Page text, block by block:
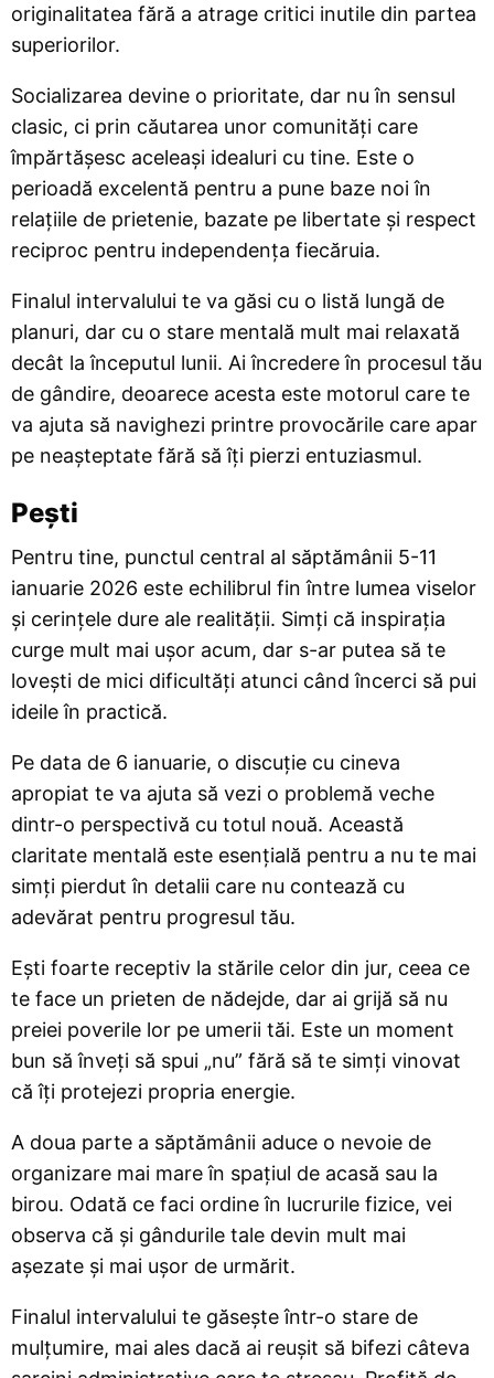
originalitatea fără a atrage critici inutile din partea
superiorilor.
Socializarea devine o prioritate, dar nu în sensul
clasic, ci prin căutarea unor comunități care
împărtășesc aceleași idealuri cu tine. Este o
perioadă excelentă pentru a pune baze noi în
relațiile de prietenie, bazate pe libertate și respect
reciproc pentru independența fiecăruia.
Finalul intervalului te va găsi cu o listă lungă de
planuri, dar cu o stare mentală mult mai relaxată
decât la începutul lunii. Ai încredere în procesul tău
de gândire, deoarece acesta este motorul care te
va ajuta să navighezi printre provocările care apar
pe neașteptate fără să îți pierzi entuziasmul.
Pești
Pentru tine, punctul central al săptămânii 5-11
ianuarie 2026 este echilibrul fin între lumea viselor
și cerințele dure ale realității. Simți că inspirația
curge mult mai ușor acum, dar s-ar putea să te
lovești de mici dificultăți atunci când încerci să pui
ideile în practică.
Pe data de 6 ianuarie, o discuție cu cineva
apropiat te va ajuta să vezi o problemă veche
dintr-o perspectivă cu totul nouă. Această
claritate mentală este esențială pentru a nu te mai
simți pierdut în detalii care nu contează cu
adevărat pentru progresul tău.
Ești foarte receptiv la stările celor din jur, ceea ce
te face un prieten de nădejde, dar ai grijă să nu
preiei poverile lor pe umerii tăi. Este un moment
bun să înveți să spui „nu” fără să te simți vinovat
că îți protejezi propria energie.
A doua parte a săptămânii aduce o nevoie de
organizare mai mare în spațiul de acasă sau la
birou. Odată ce faci ordine în lucrurile fizice, vei
observa că și gândurile tale devin mult mai
așezate și mai ușor de urmărit.
Finalul intervalului te găsește într-o stare de
mulțumire, mai ales dacă ai reușit să bifezi câteva